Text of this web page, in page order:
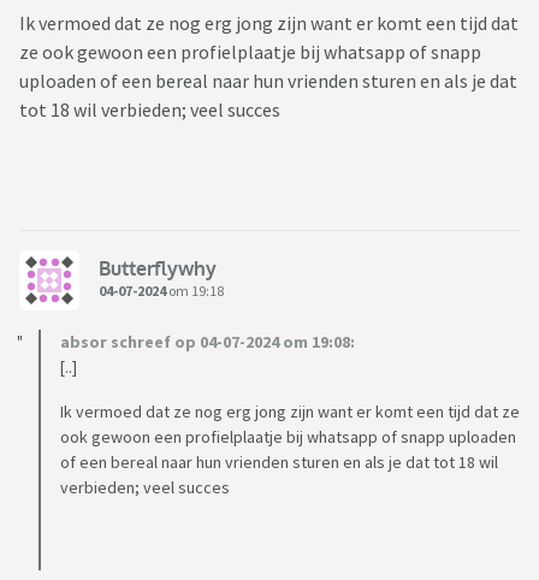
Ik vermoed dat ze nog erg jong zijn want er komt een tijd dat
ze ook gewoon een profielplaatje bij whatsapp of snapp
uploaden of een bereal naar hun vrienden sturen en als je dat
tot 18 wil verbieden; veel succes
Butterflywhy
04-07-2024om 19:18
absor schreef op 04-07-2024 om 19:08:
[..]
Ik vermoed dat ze nog erg jong zijn want er komt een tijd dat ze
ook gewoon een profielplaatje bij whatsapp of snapp uploaden
of een bereal naar hun vrienden sturen en als je dat tot 18 wil
verbieden; veel succes